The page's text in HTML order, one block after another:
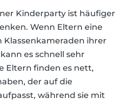
Kinderparty ist häufiger
Wenn Eltern eine
ihrer
es schnell sehr
Eltern finden es nett,
der auf die
während sie mit